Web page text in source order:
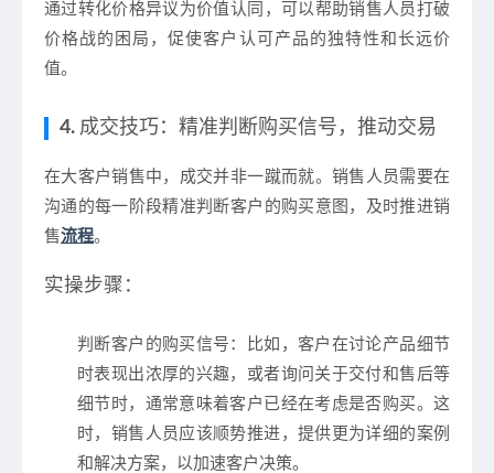
通过转化价格异议为价值认同，可以帮助销售人员打破
价格战的困局，促使客户认可产品的独特性和长远价
值。
4. 成交技巧：精准判断购买信号，推动交易
在大客户销售中，成交并非一蹴而就。销售人员需要在
沟通的每一阶段精准判断客户的购买意图，及时推进销
售流程。
实操步骤：
判断客户的购买信号 ：比如，客户在讨论产品细节
时表现出浓厚的兴趣，或者询问关于交付和售后等
细节时，通常意味着客户已经在考虑是否购买。这
时，销售人员应该顺势推进，提供更为详细的案例
和解决方案，以加速客户决策。